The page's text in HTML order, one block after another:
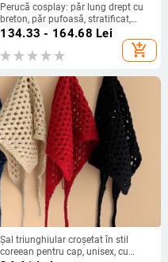
Perucă cosplay: păr lung drept cu
breton, păr pufoasă, stratificat,
perucă completă, simulare 2D
temperaturi înalte
134.33 - 164.68 Lei
add_shopping_cart
Șal triunghiular croșetat în stil
coreean pentru cap, unisex, cu